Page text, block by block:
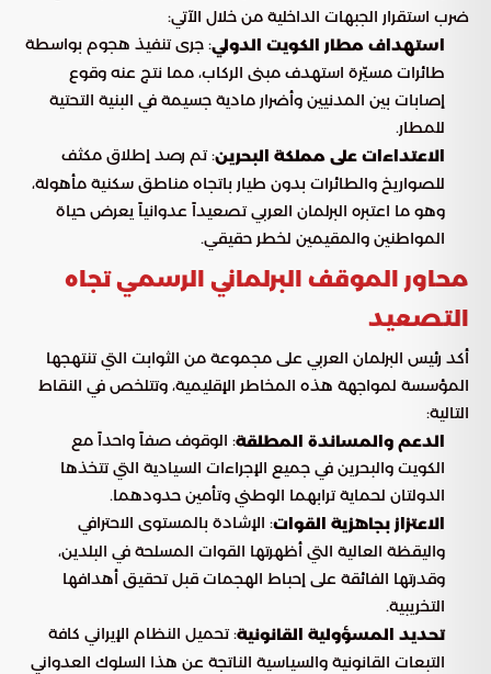
ضرب استقرار الجبهات الداخلية من خلال الآتي:
استهداف مطار الكويت الدولي: جرى تنفيذ هجوم بواسطة
طائرات مسيّرة استهدف مبنى الركاب، مما نتج عنه وقوع
إصابات بين المدنيين وأضرار مادية جسيمة في البنية التحتية
للمطار.
الاعتداءات على مملكة البحرين: تم رصد إطلاق مكثف
للصواريخ والطائرات بدون طيار باتجاه مناطق سكنية مأهولة،
وهو ما اعتبره البرلمان العربي تصعيداً عدوانياً يعرض حياة
المواطنين والمقيمين لخطر حقيقي.
محاور الموقف البرلماني الرسمي تجاه
التصعيد
أكد رئيس البرلمان العربي على مجموعة من الثوابت التي تنتهجها
المؤسسة لمواجهة هذه المخاطر الإقليمية، وتتلخص في النقاط
التالية:
الدعم والمساندة المطلقة: الوقوف صفاً واحداً مع
الكويت والبحرين في جميع الإجراءات السيادية التي تتخذها
الدولتان لحماية ترابهما الوطني وتأمين حدودهما.
الاعتزاز بجاهزية القوات: الإشادة بالمستوى الاحترافي
واليقظة العالية التي أظهرتها القوات المسلحة في البلدين،
وقدرتها الفائقة على إحباط الهجمات قبل تحقيق أهدافها
التخريبية.
تحديد المسؤولية القانونية: تحميل النظام الإيراني كافة
التبعات القانونية والسياسية الناتجة عن هذا السلوك العدواني